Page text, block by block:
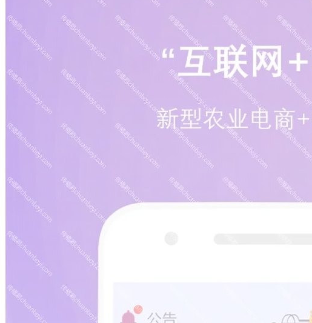
08:52:47 155****6115
联系了该媒体所在商家
181****7631
联系了该媒体所在商家
03:18:49
173****0620
联系了该媒体所在商家
03:20:56
156****3374 联系了该媒体所在商家
158****0746
联系了该媒体所在商家
01:59:39
189****2617
联系了该媒体所在商家
12:40:20
177****7961
联系了该媒体所在商家
04:12:36
联系了该媒体所在商家